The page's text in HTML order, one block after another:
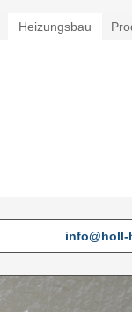
Heizungsbau
info@holl-